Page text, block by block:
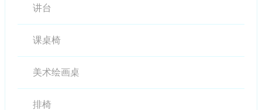
讲台
课桌椅
美术绘画桌
排椅